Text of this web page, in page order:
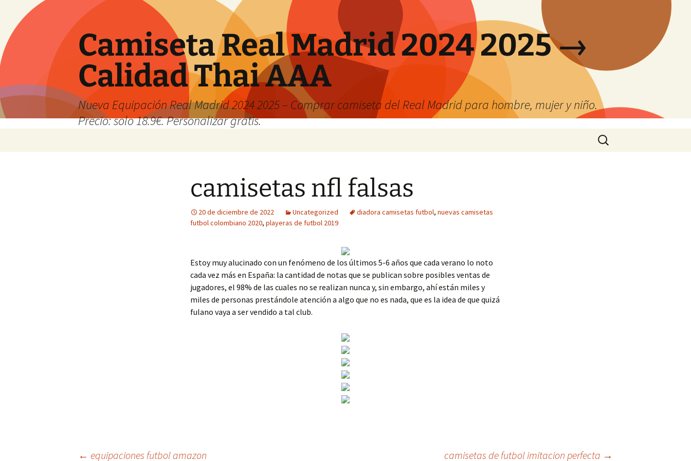
Camiseta Real Madrid 2024 2025 →
Calidad Thai AAA
Nueva Equipación Real Madrid 2024 2025 – Comprar camiseta del Real Madrid para hombre, mujer y niño.
Precio: solo 18.9€. Personalizar gratis.
Buscar:
camisetas nfl falsas
20 de diciembre de 2022 Uncategorized diadora camisetas futbol, nuevas camisetas
futbol colombiano 2020, playeras de futbol 2019
Estoy muy alucinado con un fenómeno de los últimos 5-6 años que cada verano lo noto
cada vez más en España: la cantidad de notas que se publican sobre posibles ventas de
jugadores, el 98% de las cuales no se realizan nunca y, sin embargo, ahí están miles y
miles de personas prestándole atención a algo que no es nada, que es la idea de que quizá
fulano vaya a ser vendido a tal club.
← equipaciones futbol amazon camisetas de futbol imitacion perfecta →